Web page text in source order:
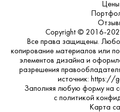
Цены
Copyright © 2016-
Все права защищены.
копирование материалов или
элементов дизайна и
разрешения
источник: https://
Заполняя любую форму на
с политикой
Карта